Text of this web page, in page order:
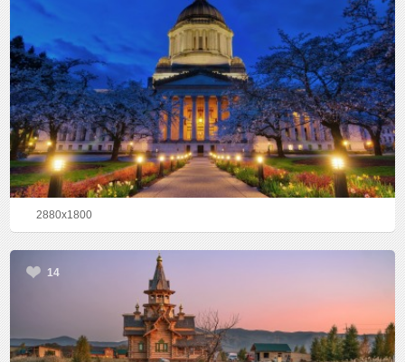
2880x1800
14